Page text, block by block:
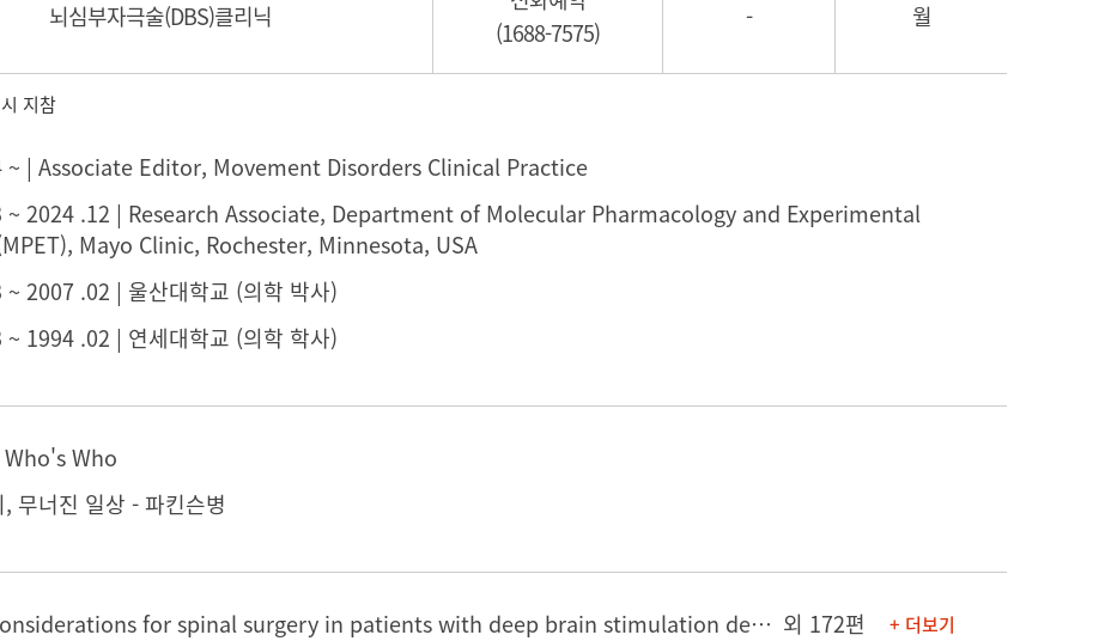
뇌심부자극술(DBS)클리닉
(1688-7575)
- 월
지참
~ | Associate Editor, Movement Disorders Clinical Practice
~ 2024 .12 | Research Associate, Department of Molecular Pharmacology and Experimental
Mayo Clinic, Rochester, Minnesota, USA
2007 .02 | 울산대학교 (의학 박사)
1994 .02 | 연세대학교 (의학 학사)
Who
무너진 일상 - 파킨슨병
[논문] Safety considerations for spinal surgery in patients with deep brain stimulation devices 외 172편 + 더보기